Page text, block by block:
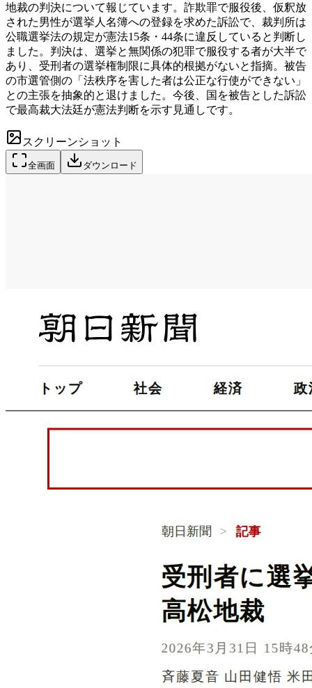
地裁の判決について報じています。詐欺罪で服役後、仮釈放
された男性が選挙人名簿への登録を求めた訴訟で、裁判所は
公職選挙法の規定が憲法15条・44条に違反していると判断し
ました。判決は、選挙と無関係の犯罪で服役する者が大半で
あり、受刑者の選挙権制限に具体的根拠がないと指摘。被告
の市選管側の「法秩序を害した者は公正な行使ができない」
との主張を抽象的と退けました。今後、国を被告とした訴訟
で最高裁大法廷が憲法判断を示す見通しです。
スクリーンショット
全画面 ダウンロード